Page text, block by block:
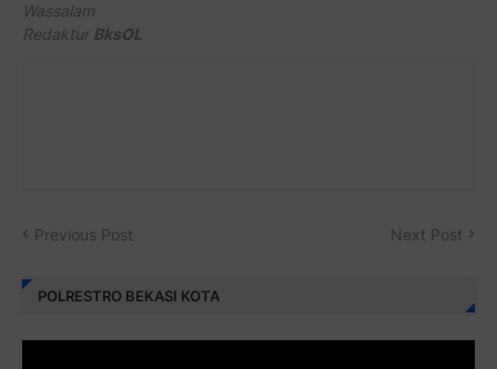
Wassalam
Redaktur BksOL
Previous Post Next Post
POLRESTRO BEKASI KOTA